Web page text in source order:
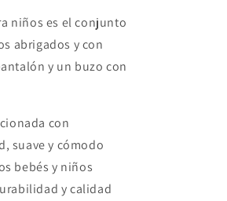
niños es el conjunto
abrigados y con
y un buzo con
con
suave y cómodo
bebés y niños
y calidad